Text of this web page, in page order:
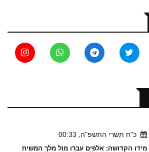
כ"ח תשרי התשפ"ה, 00:33
מידו הקדושה: אלפים עברו מול מלך המשיח